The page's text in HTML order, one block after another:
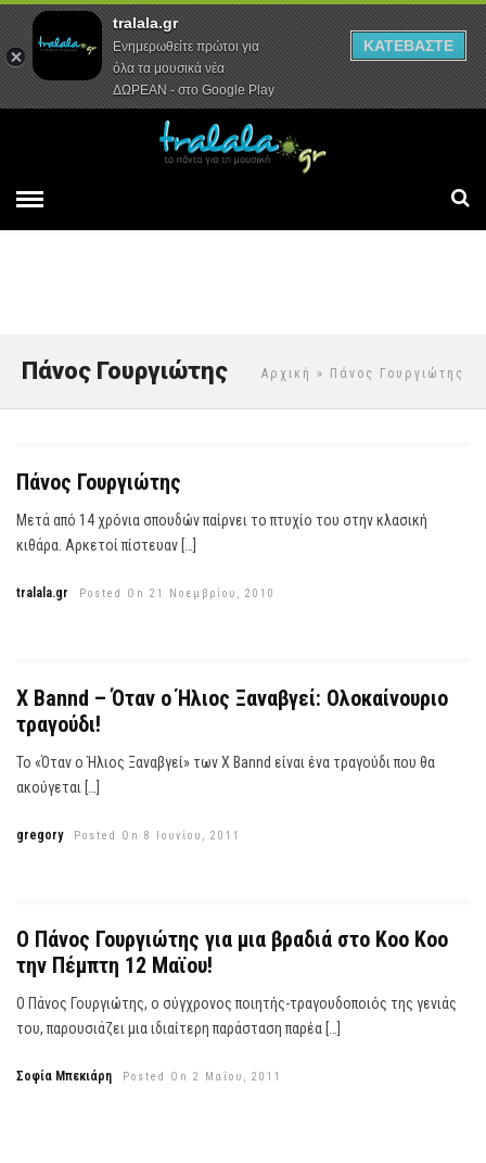
Αρχική Συνεντεύξεις Ρεπορτάζ
Αρχική » Πάνος Γουργιώτης
Πάνος Γουργιώτης
Πάνος Γουργιώτης
Μετά από 14 χρόνια σπουδών παίρνει το πτυχίο του στην κλασική
κιθάρα. Αρκετοί πίστευαν […]
tralala.gr Posted On 21 Νοεμβρίου, 2010
X Bannd – Όταν ο Ήλιος Ξαναβγεί: Ολοκαίνουριο
τραγούδι!
Το «Όταν ο Ήλιος Ξαναβγεί» των X Bannd είναι ένα τραγούδι που θα
ακούγεται […]
gregory Posted On 8 Ιουνίου, 2011
Ο Πάνος Γουργιώτης για μια βραδιά στο Κοο Κοο
την Πέμπτη 12 Μαϊου!
Ο Πάνος Γουργιώτης, ο σύγχρονος ποιητής-τραγουδοποιός της γενιάς
του, παρουσιάζει μια ιδιαίτερη παράσταση παρέα […]
Σοφία Μπεκιάρη Posted On 2 Μαΐου, 2011
tralala.gr
Ενημερωθείτε πρώτοι για
όλα τα μουσικά νέα
ΔΩΡΕΑΝ - στο Google Play
ΚΑΤΕΒΑΣΤΕ